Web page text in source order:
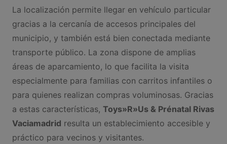
La localización permite llegar en vehículo particular
gracias a la cercanía de accesos principales del
municipio, y también está bien conectada mediante
transporte público. La zona dispone de amplias
áreas de aparcamiento, lo que facilita la visita
especialmente para familias con carritos infantiles o
para quienes realizan compras voluminosas. Gracias
a estas características, Toys»R»Us & Prénatal Rivas
Vaciamadrid resulta un establecimiento accesible y
práctico para vecinos y visitantes.